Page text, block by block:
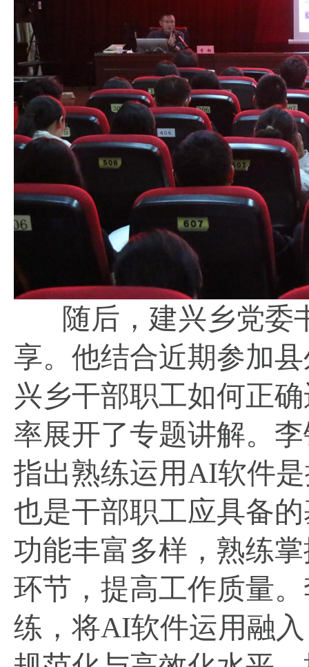
随后，建兴乡党委
享。他结合近期参加
兴乡干部职工如何正
率展开了专题讲解。
指出熟练运用AI软件
也是干部职工应具备
功能丰富多样，熟练
环节，提高工作质量
练，将AI软件运用融